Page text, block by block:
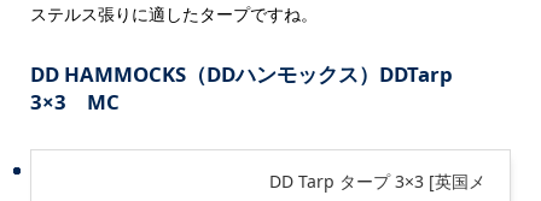
ステルス張りに適したタープですね。
DD HAMMOCKS（DDハンモックス）DDTarp
3×3 MC
DD Tarp タープ 3×3 [英国メ